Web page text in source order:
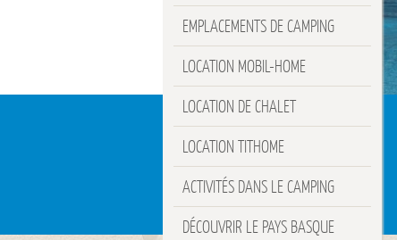
EMPLACEMENTS DE CAMPING
LOCATION MOBIL-HOME
LOCATION DE CHALET
LOCATION TITHOME
ACTIVITÉS DANS LE CAMPING
DÉCOUVRIR LE PAYS BASQUE